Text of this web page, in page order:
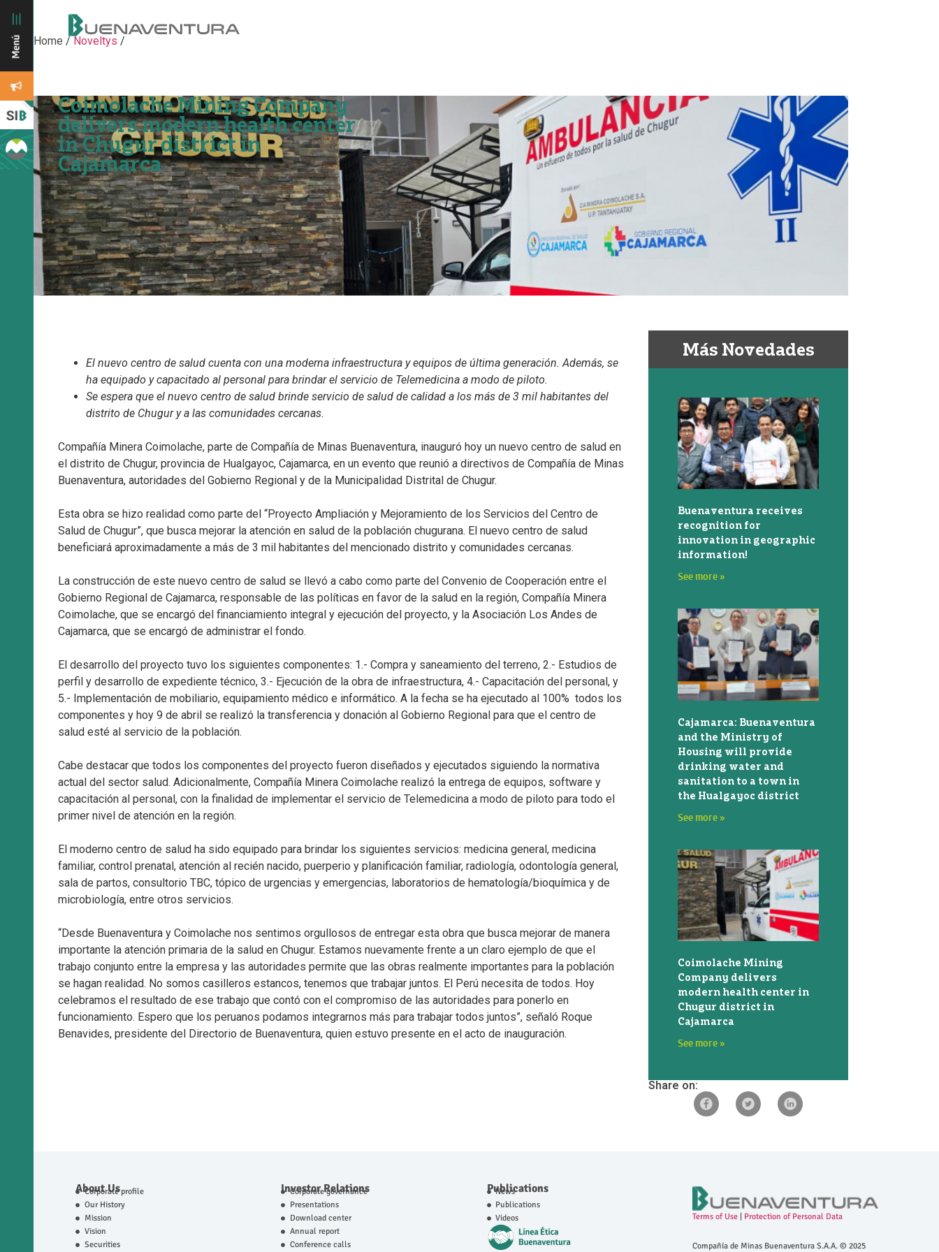
Home /Noveltys /
Coimolache Mining Company
delivers modern health center
in Chugur district in
Cajamarca
El nuevo centro de salud cuenta con una moderna infraestructura y equipos de última generación. Además, se
ha equipado y capacitado al personal para brindar el servicio de Telemedicina a modo de piloto.
Se espera que el nuevo centro de salud brinde servicio de salud de calidad a los más de 3 mil habitantes del
distrito de Chugur y a las comunidades cercanas.
Compañía Minera Coimolache, parte de Compañía de Minas Buenaventura, inauguró hoy un nuevo centro de salud en
el distrito de Chugur, provincia de Hualgayoc, Cajamarca, en un evento que reunió a directivos de Compañía de Minas
Buenaventura, autoridades del Gobierno Regional y de la Municipalidad Distrital de Chugur.
Esta obra se hizo realidad como parte del “Proyecto Ampliación y Mejoramiento de los Servicios del Centro de
Salud de Chugur”, que busca mejorar la atención en salud de la población chugurana. El nuevo centro de salud
beneficiará aproximadamente a más de 3 mil habitantes del mencionado distrito y comunidades cercanas.
La construcción de este nuevo centro de salud se llevó a cabo como parte del Convenio de Cooperación entre el
Gobierno Regional de Cajamarca, responsable de las políticas en favor de la salud en la región, Compañía Minera
Coimolache, que se encargó del financiamiento integral y ejecución del proyecto, y la Asociación Los Andes de
Cajamarca, que se encargó de administrar el fondo.
El desarrollo del proyecto tuvo los siguientes componentes: 1.- Compra y saneamiento del terreno, 2.- Estudios de
perfil y desarrollo de expediente técnico, 3.- Ejecución de la obra de infraestructura, 4.- Capacitación del personal, y
5.- Implementación de mobiliario, equipamiento médico e informático. A la fecha se ha ejecutado al 100% todos los
componentes y hoy 9 de abril se realizó la transferencia y donación al Gobierno Regional para que el centro de
salud esté al servicio de la población.
Cabe destacar que todos los componentes del proyecto fueron diseñados y ejecutados siguiendo la normativa
actual del sector salud. Adicionalmente, Compañía Minera Coimolache realizó la entrega de equipos, software y
capacitación al personal, con la finalidad de implementar el servicio de Telemedicina a modo de piloto para todo el
primer nivel de atención en la región.
El moderno centro de salud ha sido equipado para brindar los siguientes servicios: medicina general, medicina
familiar, control prenatal, atención al recién nacido, puerperio y planificación familiar, radiología, odontología general,
sala de partos, consultorio TBC, tópico de urgencias y emergencias, laboratorios de hematología/bioquímica y de
microbiología, entre otros servicios.
“Desde Buenaventura y Coimolache nos sentimos orgullosos de entregar esta obra que busca mejorar de manera
importante la atención primaria de la salud en Chugur. Estamos nuevamente frente a un claro ejemplo de que el
trabajo conjunto entre la empresa y las autoridades permite que las obras realmente importantes para la población
se hagan realidad. No somos casilleros estancos, tenemos que trabajar juntos. El Perú necesita de todos. Hoy
celebramos el resultado de ese trabajo que contó con el compromiso de las autoridades para ponerlo en
funcionamiento. Espero que los peruanos podamos integrarnos más para trabajar todos juntos”, señaló Roque
Benavides, presidente del Directorio de Buenaventura, quien estuvo presente en el acto de inauguración.
Más Novedades
Buenaventura receives
recognition for
innovation in geographic
information!
See more »
Cajamarca: Buenaventura
and the Ministry of
Housing will provide
drinking water and
sanitation to a town in
the Hualgayoc district
See more »
Coimolache Mining
Company delivers
modern health center in
Chugur district in
Cajamarca
See more »
Share on:
About Us
Corporate profile
Our History
Mission
Vision
Securities
Investor Relations
Corporate governance
Presentations
Download center
Annual report
Conference calls
Publications
News
Publications
Videos
Terms of Use| Protection of Personal Data
Compañía de Minas Buenaventura S.A.A. © 2025